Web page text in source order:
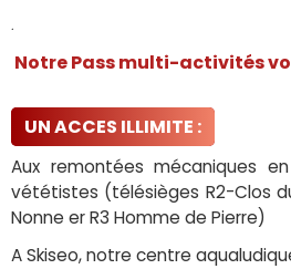
.
Notre Pass multi-activités
UN ACCES ILLIMITE :
Aux remontées mécaniques
vététistes (télésièges R2-Clos
Nonne er R3 Homme de Pierre)
A Skiseo, notre centre